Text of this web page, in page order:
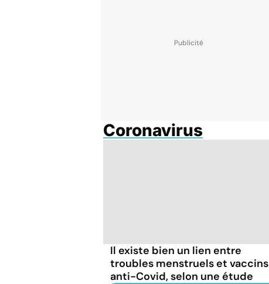
Coronavirus
Il existe bien un lien entre
troubles menstruels et vaccins
anti-Covid, selon une étude